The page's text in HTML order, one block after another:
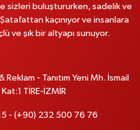
sizleri buluştururken, sadelik ve
kaçınıyor ve insanlara
ve şık bir altyapı sunuyor.
Reklam - Tanıtım Yeni Mh. İsmail
TİRE-İZMİR
- (+90) 232 500 76 76